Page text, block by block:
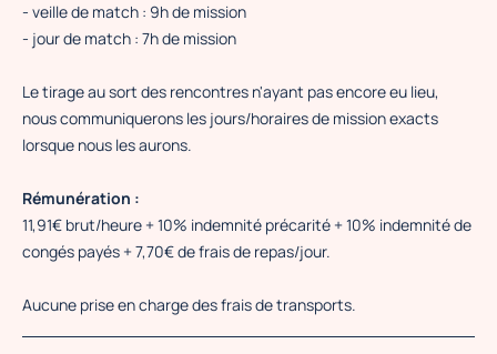
- veille de match : 9h de mission
- jour de match : 7h de mission
Le tirage au sort des rencontres n'ayant pas encore eu lieu,
nous communiquerons les jours/horaires de mission exacts
lorsque nous les aurons.
Rémunération :
11,91€ brut/heure + 10% indemnité précarité + 10% indemnité de
congés payés + 7,70€ de frais de repas/jour.
Aucune prise en charge des frais de transports.